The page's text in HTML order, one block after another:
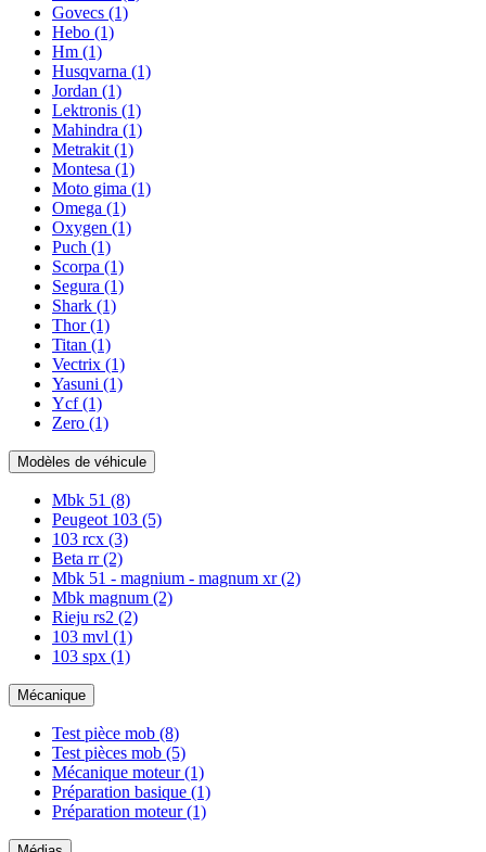
Govecs (1)
Hebo (1)
Hm (1)
Husqvarna (1)
Jordan (1)
Lektronis (1)
Mahindra (1)
Metrakit (1)
Montesa (1)
Moto gima (1)
Omega (1)
Oxygen (1)
Puch (1)
Scorpa (1)
Segura (1)
Shark (1)
Thor(1)
Titan (1)
Vectrix (1)
Yasuni (1)
Ycf(1)
Zero (1)
Modèles de véhicule
Mbk 51 (8)
Peugeot 103 (5)
103 rcx (3)
Beta rr(2)
Mbk 51 - magnium - magnum xr(2)
Mbk magnum (2)
Rieju rs2 (2)
103 mvl (1)
103 spx (1)
Mécanique
Test pièce mob (8)
Test pièces mob (5)
Mécanique moteur(1)
Préparation basique (1)
Préparation moteur(1)